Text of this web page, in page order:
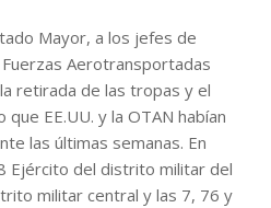
Mayor, a los jefes de
Aerotransportadas
retirada de las tropas y el
EE.UU. y la OTAN habían
las últimas semanas. En
Ejército del distrito militar del
militar central y las 7, 76 y